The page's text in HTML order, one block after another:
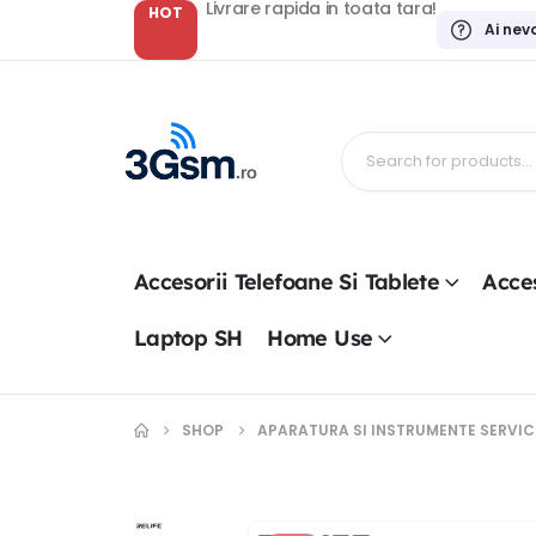
HOT Livrare rapida in toata tara!
Ai
Accesorii Telefoane Si Tablete
Laptop SH Home Use
SHOP APARATURA SI INSTRUMENTE